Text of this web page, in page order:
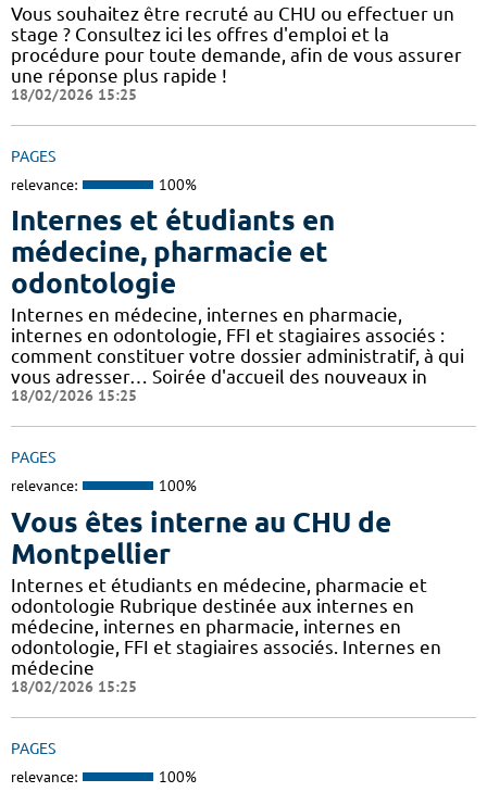
Vous souhaitez être recruté au CHU ou effectuer un
stage ? Consultez ici les offres d'emploi et la
procédure pour toute demande, afin de vous assurer
une réponse plus rapide !
18/02/2026 15:25
PAGES
relevance: 100%
Internes et étudiants en
médecine, pharmacie et
odontologie
Internes en médecine, internes en pharmacie,
internes en odontologie, FFI et stagiaires associés :
comment constituer votre dossier administratif, à qui
vous adresser… Soirée d'accueil des nouveaux in
18/02/2026 15:25
PAGES
relevance: 100%
Vous êtes interne au CHU de
Montpellier
Internes et étudiants en médecine, pharmacie et
odontologie Rubrique destinée aux internes en
médecine, internes en pharmacie, internes en
odontologie, FFI et stagiaires associés. Internes en
médecine
18/02/2026 15:25
PAGES
relevance: 100%